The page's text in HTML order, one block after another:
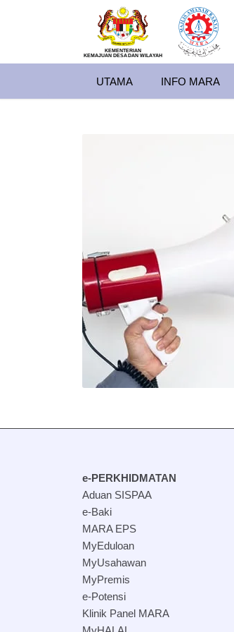
KEMENTERIAN
KEMAJUAN DESA DAN WILA YAH
UTAMA INFO MARA
e-PERKHIDMATAN
Aduan SISPAA
e-Baki
MARA EPS
MyEduloan
MyUsahawan
MyPremis
e-Potensi
Klinik Panel MARA